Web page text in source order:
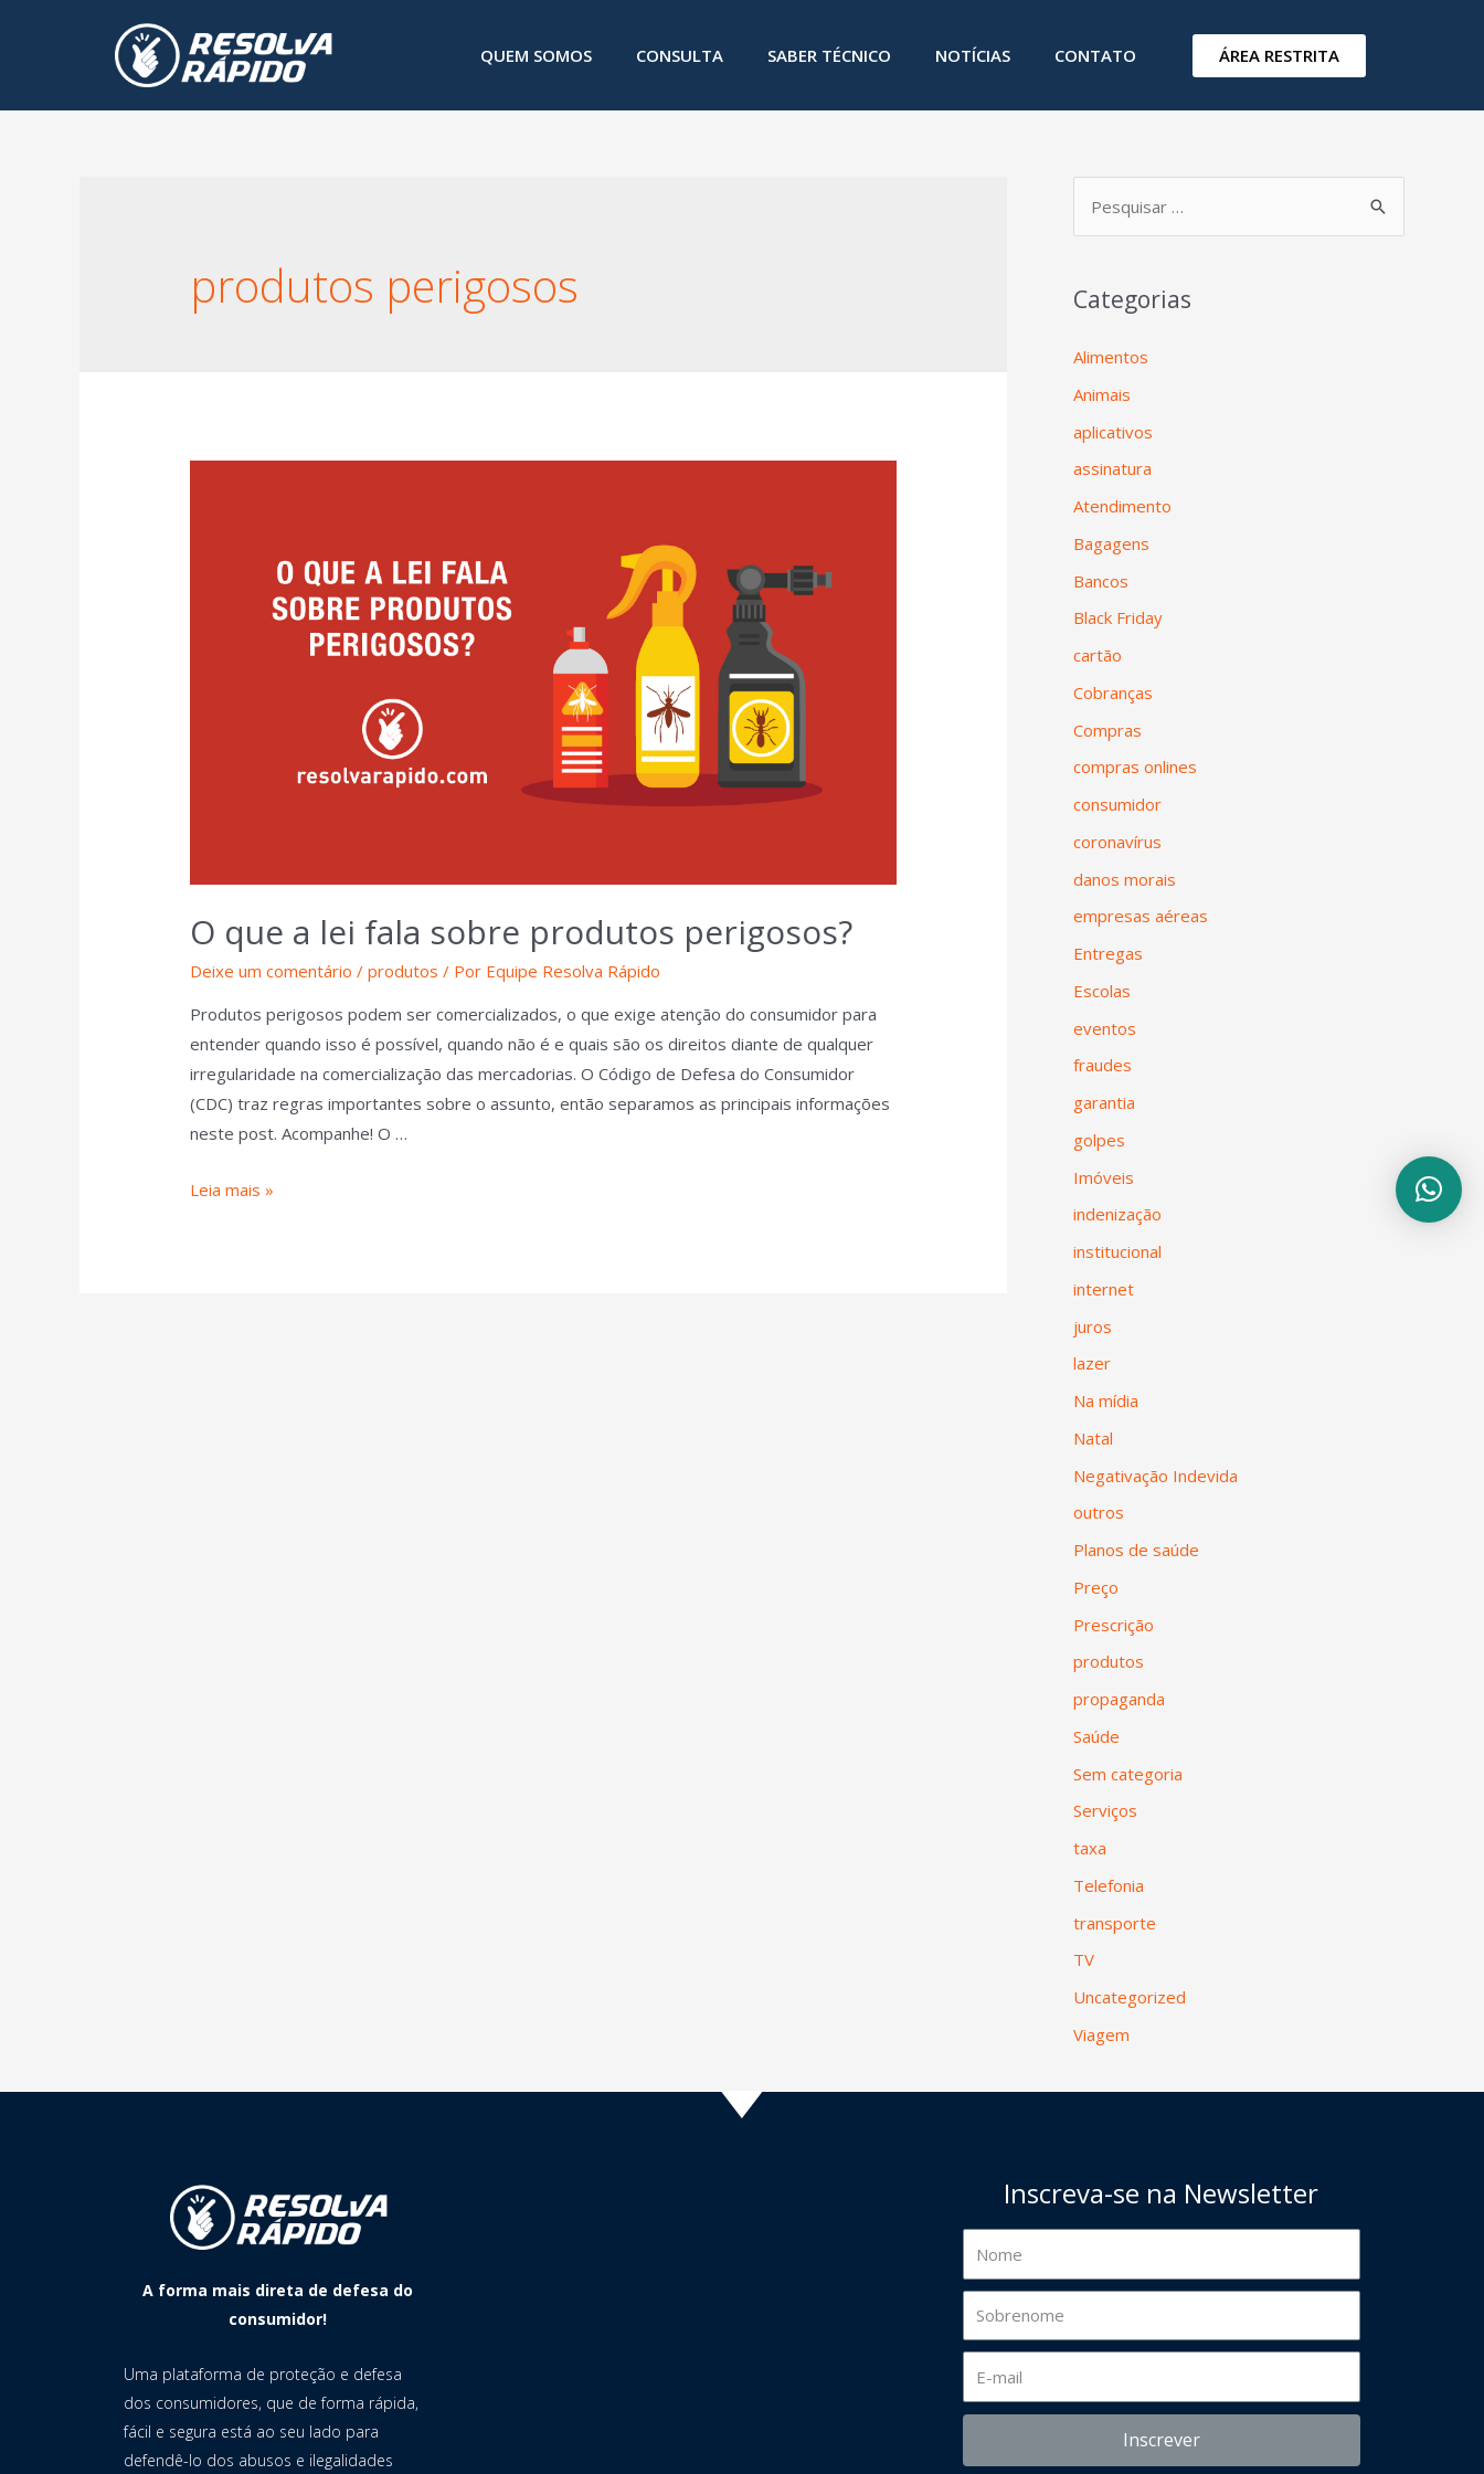
QUEM SOMOS CONSULTA SABER TÉCNICO NOTÍCIAS CONTATO ÁREA RESTRITA
produtos perigosos
O que a lei fala sobre produtos perigosos?
Deixe um comentário /produtos / Por Equipe Resolva Rápido
Produtos perigosos podem ser comercializados, o que exige atenção do consumidor para
entender quando isso é possível, quando não é e quais são os direitos diante de qualquer
irregularidade na comercialização das mercadorias. O Código de Defesa do Consumidor
(CDC) traz regras importantes sobre o assunto, então separamos as principais informações
neste post. Acompanhe! O …
Leia mais »
Categorias
Alimentos
Animais
aplicativos
assinatura
Atendimento
Bagagens
Bancos
Black Friday
cartão
Cobranças
Compras
compras onlines
consumidor
coronavírus
danos morais
empresas aéreas
Entregas
Escolas
eventos
fraudes
garantia
golpes
Imóveis
indenização
institucional
internet
juros
lazer
Na mídia
Natal
Negativação Indevida
outros
Planos de saúde
Preço
Prescrição
produtos
propaganda
Saúde
Sem categoria
Serviços
taxa
Telefonia
transporte
TV
Uncategorized
Viagem
A forma mais direta de defesa do
consumidor!
Uma plataforma de proteção e defesa
dos consumidores, que de forma rápida,
fácil e segura está ao seu lado para
defendê-lo dos abusos e ilegalidades
Inscreva-se na Newsletter
Inscrever